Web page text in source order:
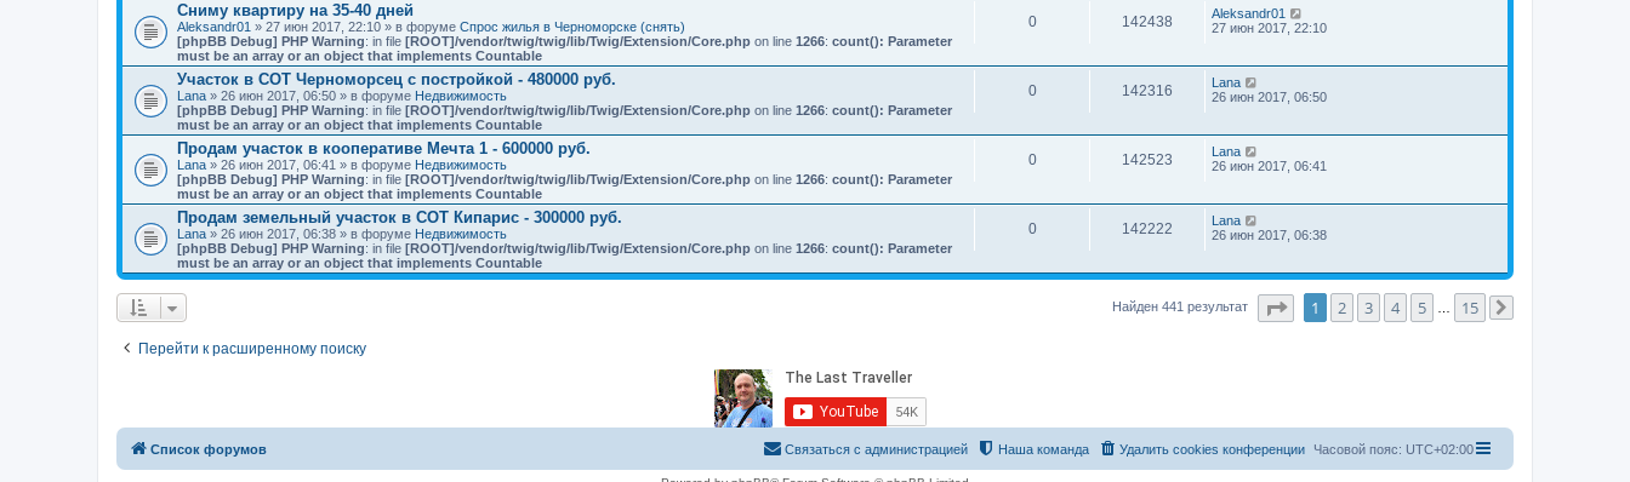
Сниму квартиру на 35-40 дней
Aleksandr01 » 27 июн 2017, 22:10 » в форуме Спрос жилья в Черноморске (снять)
[phpBB Debug] PHP Warning: in file [ROOT]/vendor/twig/twig/lib/Twig/Extension/Core.php on line 1266: count(): Parameter
must be an array or an object that implements Countable
0 142438
Aleksandr01
27 июн 2017, 22:10
Участок в СОТ Черноморсец с постройкой - 480000 руб.
Lana » 26 июн 2017, 06:50 » в форуме Недвижимость
[phpBB Debug] PHP Warning: in file [ROOT]/vendor/twig/twig/lib/Twig/Extension/Core.php on line 1266: count(): Parameter
must be an array or an object that implements Countable
0 142316
Lana
26 июн 2017, 06:50
Продам участок в кооперативе Мечта 1 - 600000 руб.
Lana » 26 июн 2017, 06:41 » в форуме Недвижимость
[phpBB Debug] PHP Warning: in file [ROOT]/vendor/twig/twig/lib/Twig/Extension/Core.php on line 1266: count(): Parameter
must be an array or an object that implements Countable
0 142523
Lana
26 июн 2017, 06:41
Продам земельный участок в СОТ Кипарис - 300000 руб.
Lana » 26 июн 2017, 06:38 » в форуме Недвижимость
[phpBB Debug] PHP Warning: in file [ROOT]/vendor/twig/twig/lib/Twig/Extension/Core.php on line 1266: count(): Parameter
must be an array or an object that implements Countable
0 142222
Lana
26 июн 2017, 06:38
Найден 441 результат Страница 1 из15
1 2 3 4 5 15
Перейти к расширенному поиску
Список форумов Часовой пояс: UTC+02:00
Удалить cookies конференции
Наша команда
Связаться с администрацией